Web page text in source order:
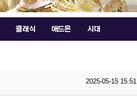
클래식 애드온 시대
2025-05-15 15:51